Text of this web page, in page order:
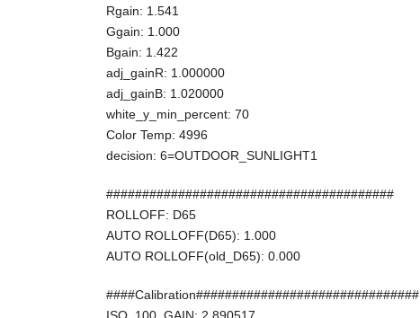
Rgain: 1.541
Ggain: 1.000
Bgain: 1.422
adj_gainR: 1.000000
adj_gainB: 1.020000
white_y_min_percent: 70
Color Temp: 4996
decision: 6=OUTDOOR_SUNLIGHT1
########################################
ROLLOFF: D65
AUTO ROLLOFF(D65): 1.000
AUTO ROLLOFF(old_D65): 0.000
####Calibration###############################